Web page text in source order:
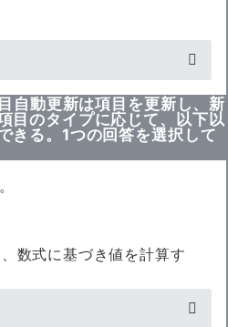
自動更新は項目を更新し、新
目のタイプに応じて、以下以
きる。1つの回答を選択して
数式に基づき値を計算す